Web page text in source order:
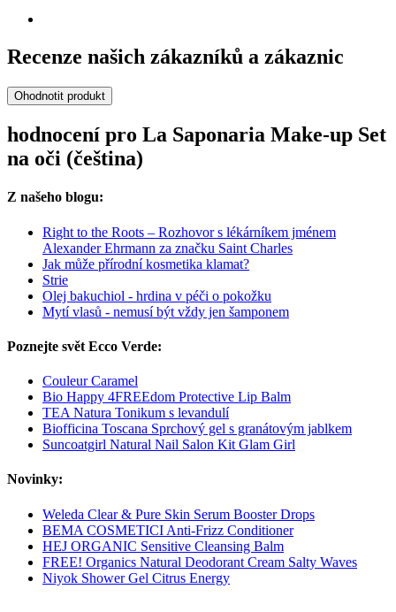
Recenze našich zákazníků a zákaznic
Ohodnotit produkt
hodnocení pro La Saponaria Make-up Set
na oči (čeština)
Z našeho blogu:
Right to the Roots – Rozhovor s lékárníkem jménem
Alexander Ehrmann za značku Saint Charles
Jak může přírodní kosmetika klamat?
Strie
Olej bakuchiol - hrdina v péči o pokožku
Mytí vlasů - nemusí být vždy jen šamponem
Poznejte svět Ecco Verde:
Couleur Caramel
Bio Happy 4FREEdom Protective Lip Balm
TEA Natura Tonikum s levandulí
Biofficina Toscana Sprchový gel s granátovým jablkem
Suncoatgirl Natural Nail Salon Kit Glam Girl
Novinky:
Weleda Clear & Pure Skin Serum Booster Drops
BEMA COSMETICI Anti-Frizz Conditioner
HEJ ORGANIC Sensitive Cleansing Balm
FREE! Organics Natural Deodorant Cream Salty Waves
Niyok Shower Gel Citrus Energy